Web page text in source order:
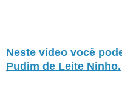
Neste vídeo você
Pudim de Leite Ninho.